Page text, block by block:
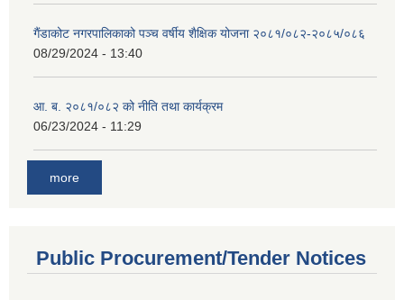
गैंडाकोट नगरपालिकाको पञ्च वर्षीय शैक्षिक योजना २०८१/०८२-२०८५/०८६
08/29/2024 - 13:40
आ. ब. २०८१/०८२ को नीति तथा कार्यक्रम
06/23/2024 - 11:29
more
Public Procurement/Tender Notices